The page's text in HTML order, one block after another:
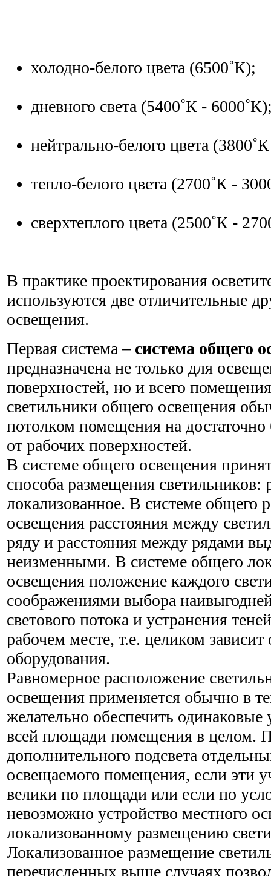
холодно-белого цвета (6500˚К);
дневного света (5400˚К -
нейтрально-белого цвета
тепло-белого цвета (2700˚К -
сверхтеплого цвета (2500˚К -
В практике проектирования
используются две отличительные
освещения.
Первая система – система общего
предназначена не только для
поверхностей, но и всего
светильники общего освещения
потолком помещения на
от рабочих поверхностей.
В системе общего освещения
способа размещения светильников:
локализованное. В системе общего
освещения расстояния между
ряду и расстояния между рядами
неизменными. В системе общего
освещения положение каждого
соображениями выбора
светового потока и устранения
рабочем месте, т.е. целиком
оборудования.
Равномерное расположение
освещения применяется обычно в
желательно обеспечить
всей площади помещения в целом.
дополнительного подсвета
освещаемого помещения, если эти
велики по площади или если по
невозможно устройство местного
локализованному размещению
Локализованное размещение
перечисленных выше случаях